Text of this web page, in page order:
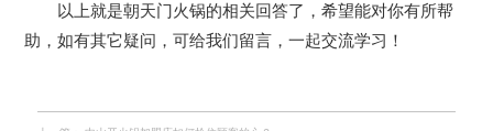
以上就是朝天门火锅的相关回答了，希望能对你有所帮
助，如有其它疑问，可给我们留言，一起交流学习！